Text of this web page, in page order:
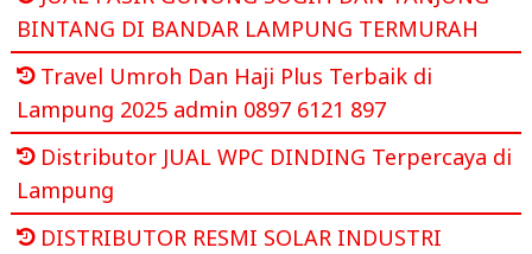
BINTANG DI BANDAR LAMPUNG TERMURAH
Travel Umroh Dan Haji Plus Terbaik di
Lampung 2025 admin 0897 6121 897
Distributor JUAL WPC DINDING Terpercaya di
Lampung
DISTRIBUTOR RESMI SOLAR INDUSTRI